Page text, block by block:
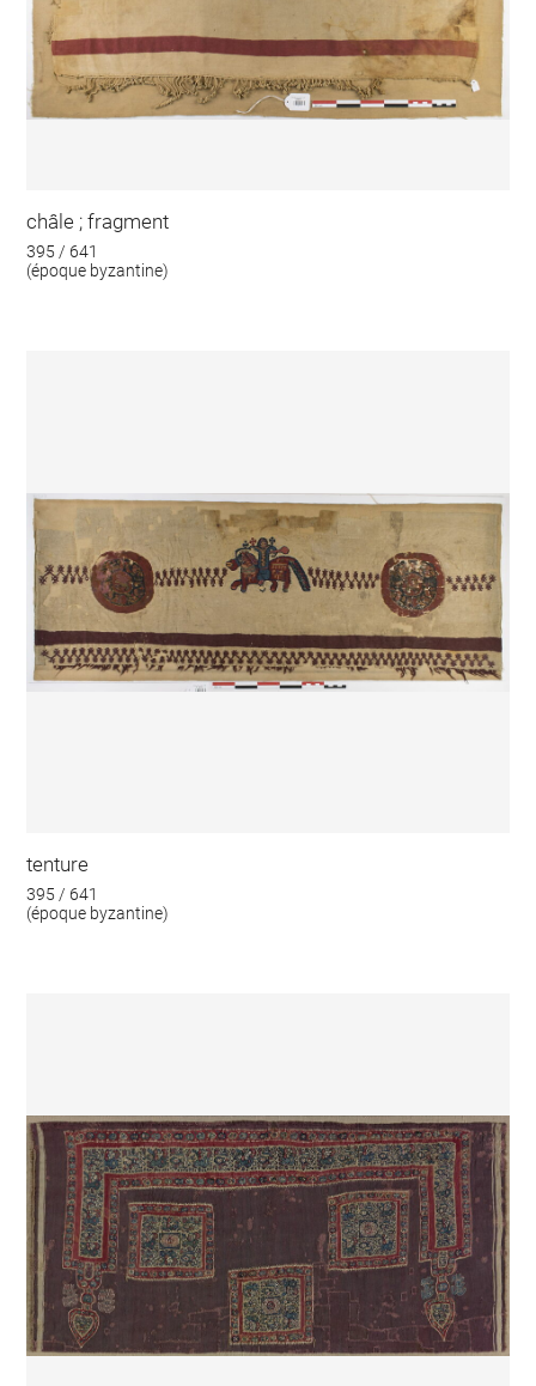
châle ; fragment
395 / 641
(époque byzantine)
tenture
395 / 641
(époque byzantine)